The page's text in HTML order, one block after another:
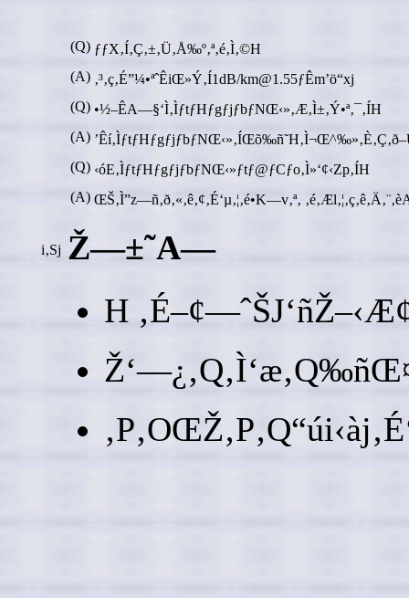
(Q) ƒƒX‚Í‚Ç‚±‚Ü‚Å‰º‚ª‚é‚Ì‚©H
(A) ‚³‚ç‚É”¼•ªˆÊiŒ»Ý‚Í1dB/km@1.55ƒÊm’ö“xj
(Q) •½–ÊA—§‘Ì‚ÌƒtƒHƒgƒjƒbƒNŒ‹»‚Æ‚Ì±‚Ý•ª‚¯‚ÍH
(A)
(Q) ‹óE‚ÌƒtƒHƒgƒjƒbƒNŒ‹»ƒtƒ@ƒCƒo‚Ì»‘¢‹Zp‚ÍH
(A) ŒŠ‚Ì”z—ñ‚ð‚«‚ê‚¢‚É‘µ‚¦‚é•K—v‚ª‚
i‚Sj Ž––±˜A—
H